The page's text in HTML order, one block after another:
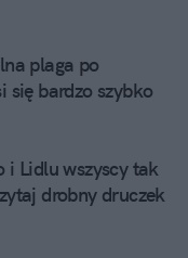
plaga po
się bardzo szybko
i Lidlu wszyscy tak
drobny druczek